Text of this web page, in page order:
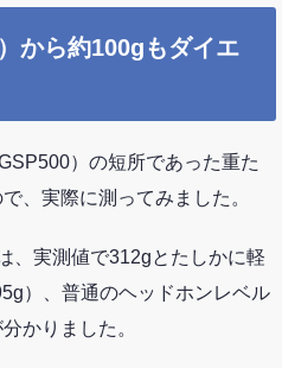
から約100gもダイエ
）の短所であった重た
、実際に測ってみました。
、実測値で312gとたしかに軽
）、普通のヘッドホンレベル
かりました。